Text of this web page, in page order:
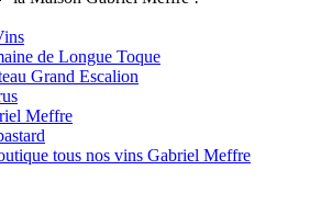
de Longue Toque
Grand Escalion
Meffre